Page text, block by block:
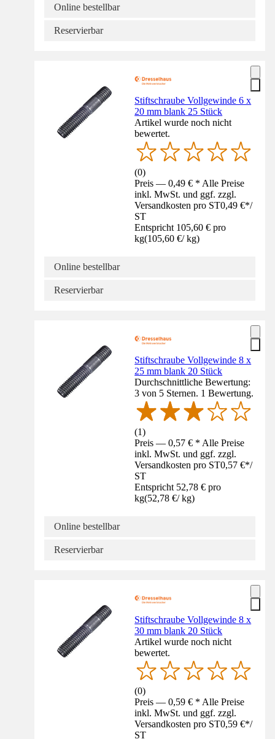
Online bestellbar
Reservierbar
Stiftschraube Vollgewinde 6 x
20 mm blank 25 Stück
Artikel wurde noch nicht
bewertet.
(0)
Preis — 0,49 € * Alle Preise
inkl. MwSt. und ggf. zzgl.
Versandkosten pro ST0,49 €*/
ST
Entspricht 105,60 € pro
kg(105,60 €/ kg)
Online bestellbar
Reservierbar
Stiftschraube Vollgewinde 8 x
25 mm blank 20 Stück
Durchschnittliche Bewertung:
3 von 5 Sternen. 1 Bewertung.
(1)
Preis — 0,57 € * Alle Preise
inkl. MwSt. und ggf. zzgl.
Versandkosten pro ST0,57 €*/
ST
Entspricht 52,78 € pro
kg(52,78 €/ kg)
Online bestellbar
Reservierbar
Stiftschraube Vollgewinde 8 x
30 mm blank 20 Stück
Artikel wurde noch nicht
bewertet.
(0)
Preis — 0,59 € * Alle Preise
inkl. MwSt. und ggf. zzgl.
Versandkosten pro ST0,59 €*/
ST